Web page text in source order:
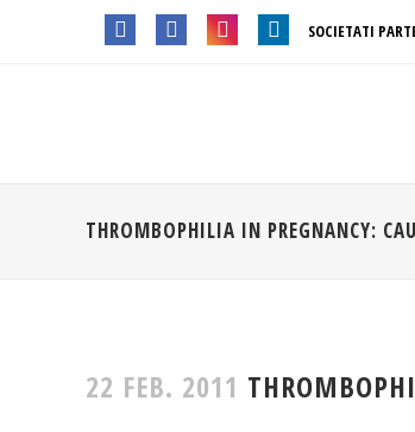
SOCIETATI
THROMBOPHILIA IN PREGNANCY:
22 FEB. 2011